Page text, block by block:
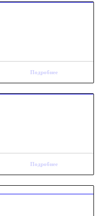
Подробнее
Подробнее